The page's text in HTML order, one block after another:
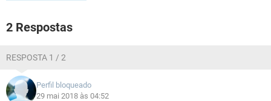
2 Respostas
RESPOSTA 1 / 2
Perfil bloqueado
29 mai 2018 às 04:52